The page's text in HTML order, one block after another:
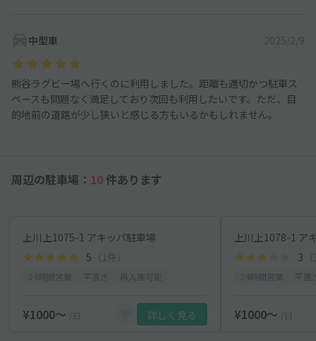
中型車 2025/2/9
熊谷ラグビー場へ行くのに利用しました。距離も適切かつ駐車ス
ペースも問題なく満足しており次回も利用したいです。ただ、目
的地前の道路が少し狭いと感じる方もいるかもしれません。
周辺の駐車場： 10 件あります
上川上1075-1 アキッパ駐車場
5 （1件）
¥1000〜 /日 詳しく見る
上川上1078-1 ア
3
¥1000〜 /日